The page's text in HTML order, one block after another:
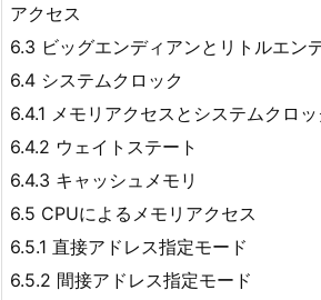
アクセス
6.3 ビッグエンディアンとリトルエン
6.4 システムクロック
6.4.1 メモリアクセスとシステムクロッ
6.4.2 ウェイトステート
6.4.3 キャッシュメモリ
6.5 CPUによるメモリアクセス
6.5.1 直接アドレス指定モード
6.5.2 間接アドレス指定モード